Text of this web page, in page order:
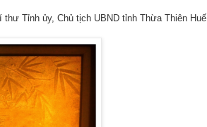
Tỉnh ủy, Chủ tịch UBND tỉnh Thừa Thiên Huế